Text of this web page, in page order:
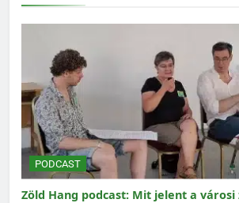
PODCAST
Zöld Hang podcast: Mit jelent a
MAGYARORSZÁG SZÁMOKBAN
Magyarország számokban: